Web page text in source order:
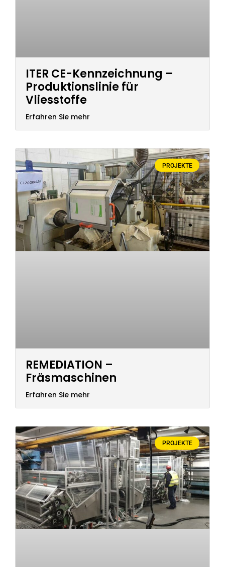
ITER CE-Kennzeichnung –
Produktionslinie für
Vliesstoffe
Erfahren Sie mehr
PROJEKTE
REMEDIATION –
Fräsmaschinen
Erfahren Sie mehr
PROJEKTE